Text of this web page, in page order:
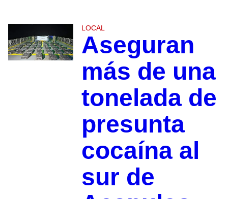
LOCAL
Aseguran
más de una
tonelada de
presunta
cocaína al
sur de